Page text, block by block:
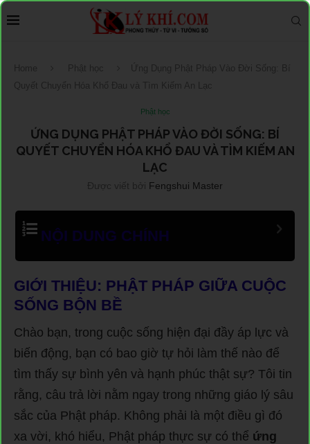
Home Phật học
Ứng Dụng Phật Pháp Vào Đời Sống: Bí
Quyết Chuyển Hóa Khổ Đau và Tìm Kiếm An Lạc
Phật học
ỨNG DỤNG PHẬT PHÁP VÀO ĐỜI SỐNG: BÍ
QUYẾT CHUYỂN HÓA KHỔ ĐAU VÀ TÌM KIẾM AN
LẠC
Được viết bởi Fengshui Master
NỘI DUNG CHÍNH
GIỚI THIỆU: PHẬT PHÁP GIỮA CUỘC
SỐNG BỘN BỀ
Chào bạn, trong cuộc sống hiện đại đầy áp lực và
biến động, bạn có bao giờ tự hỏi làm thế nào để
tìm thấy sự bình yên và hạnh phúc thật sự? Tôi tin
rằng, câu trả lời nằm ngay trong những giáo lý sâu
sắc của Phật pháp. Không phải là một điều gì đó
xa vời, khó hiểu, Phật pháp thực sự có thể ứng